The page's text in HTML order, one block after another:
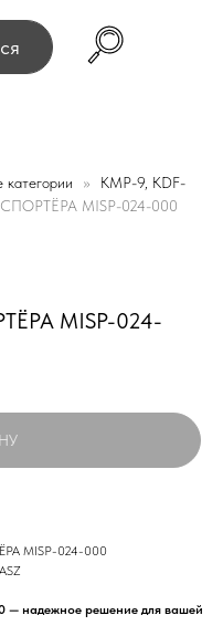
16, офис № 15
категории
КМР-9, KDF-
MISP-024-000
MISP-024-
MISP-024-000
надежное решение для вашей